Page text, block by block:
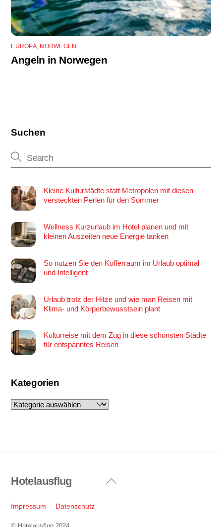
EUROPA, NORWEGEN
Angeln in Norwegen
Suchen
Kleine Kulturstädte statt Metropolen mit diesen
versteckten Perlen für den Sommer
Wellness Kurzurlaub im Hotel planen und mit
kleinen Auszeiten neue Energie tanken
So nutzen Sie den Kofferraum im Urlaub optimal
und Intelligent
Urlaub trotz der Hitze und wie man Reisen mit
Klima- und Körperbewusstsein plant
Kulturreise mit dem Zug in diese schönsten Städte
für entspanntes Reisen
Kategorien
Kategorien
Back
Hotelausflug
Impressum Datenschutz